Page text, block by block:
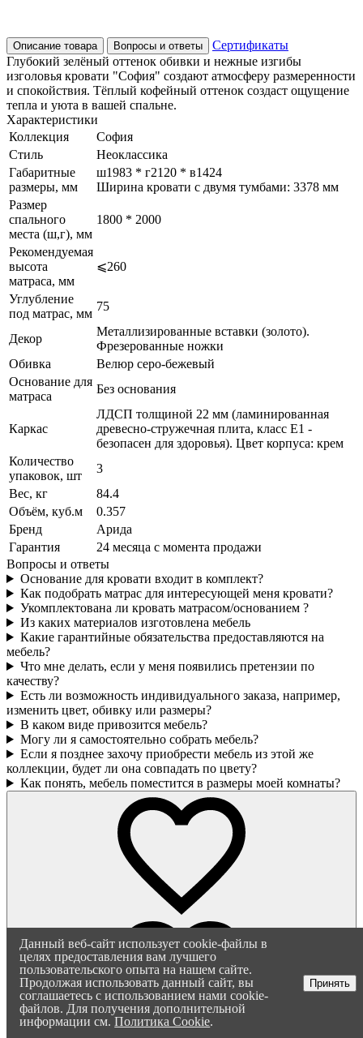
Описание товара Вопросы и ответы
Сертификаты
Глубокий зелёный оттенок обивки и нежные изгибы
изголовья кровати "София" создают атмосферу размеренности
и спокойствия. Тёплый кофейный оттенок создаст ощущение
тепла и уюта в вашей спальне.
Характеристики
Коллекция
София
Стиль
Неоклассика
Габаритные
размеры, мм
ш1983 * г2120 * в1424
Ширина кровати с двумя тумбами: 3378 мм
Размер
спального
места (ш,г), мм
1800 * 2000
Рекомендуемая
высота
матраса, мм
⩽260
Углубление
под матрас, мм
75
Декор
Металлизированные вставки (золото).
Фрезерованные ножки
Обивка
Велюр серо-бежевый
Основание для
матраса
Без основания
Каркас
ЛДСП толщиной 22 мм (ламинированная
древесно-стружечная плита, класс E1 -
безопасен для здоровья). Цвет корпуса: крем
Количество
упаковок, шт
3
Вес, кг
84.4
Объём, куб.м
0.357
Бренд
Арида
Гарантия
24 месяца с момента продажи
Вопросы и ответы
Основание для кровати входит в комплект?
Как подобрать матрас для интересующей меня кровати?
Укомплектована ли кровать матрасом/основанием ?
Из каких материалов изготовлена мебель
Какие гарантийные обязательства предоставляются на
мебель?
Что мне делать, если у меня появились претензии по
качеству?
Есть ли возможность индивидуального заказа, например,
изменить цвет, обивку или размеры?
В каком виде привозится мебель?
Могу ли я самостоятельно собрать мебель?
Если я позднее захочу приобрести мебель из этой же
коллекции, будет ли она совпадать по цвету?
Как понять, мебель поместится в размеры моей комнаты?
Данный веб-сайт использует cookie-файлы в
целях предоставления вам лучшего
пользовательского опыта на нашем сайте.
Продолжая использовать данный сайт, вы
соглашаетесь с использованием нами cookie-
файлов. Для получения дополнительной
информации см.Политика Cookie.
Принять